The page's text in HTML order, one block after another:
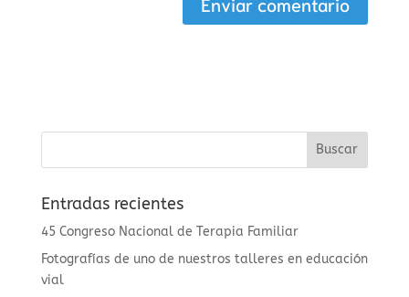
Entradas recientes
45 Congreso Nacional de Terapia Familiar
Fotografías de uno de nuestros talleres en educación
vial